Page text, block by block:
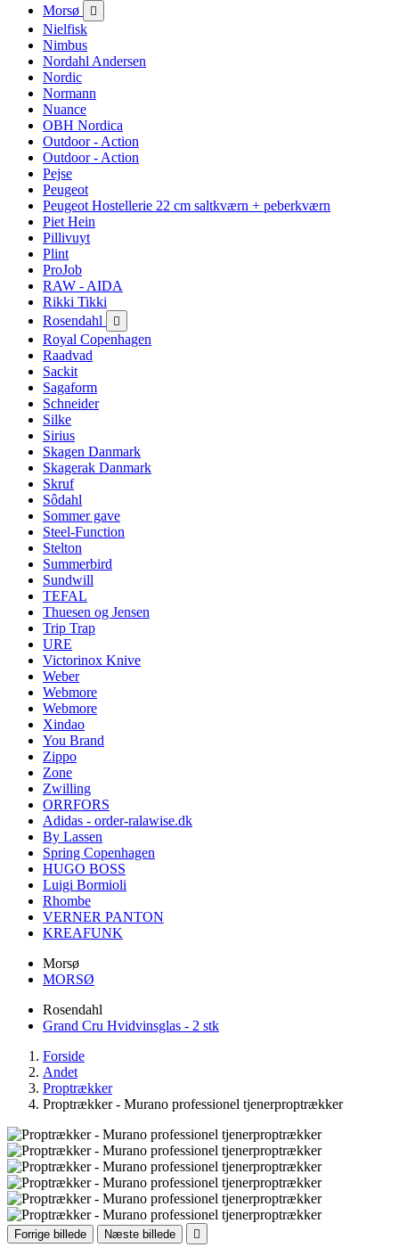
Morsø

Nielfisk
Nimbus
Nordahl Andersen
Nordic
Normann
Nuance
OBH Nordica
Outdoor - Action
Outdoor - Action
Pejse
Peugeot
Peugeot Hostellerie 22 cm saltkværn + peberkværn
Piet Hein
Pillivuyt
Plint
ProJob
RAW - AIDA
Rikki Tikki
Rosendahl

Royal Copenhagen
Raadvad
Sackit
Sagaform
Schneider
Silke
Sirius
Skagen Danmark
Skagerak Danmark
Skruf
Sôdahl
Sommer gave
Steel-Function
Stelton
Summerbird
Sundwill
TEFAL
Thuesen og Jensen
Trip Trap
URE
Victorinox Knive
Weber
Webmore
Webmore
Xindao
You Brand
Zippo
Zone
Zwilling
ORRFORS
Adidas - order-ralawise.dk
By Lassen
Spring Copenhagen
HUGO BOSS
Luigi Bormioli
Rhombe
VERNER PANTON
KREAFUNK
Morsø
MORSØ
Rosendahl
Grand Cru Hvidvinsglas - 2 stk
Forside
Andet
Proptrækker
Proptrækker - Murano professionel tjenerproptrækker
Forrige billede Næste billede 